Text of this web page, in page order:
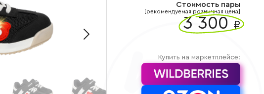
УГГИ
Угги для мальчиков
Угги для девочек
СНОУБУТСЫ
Стоимость пары
[рекомендуемая розничная цена]
3 300 ₽
Купить на маркетплейсе: